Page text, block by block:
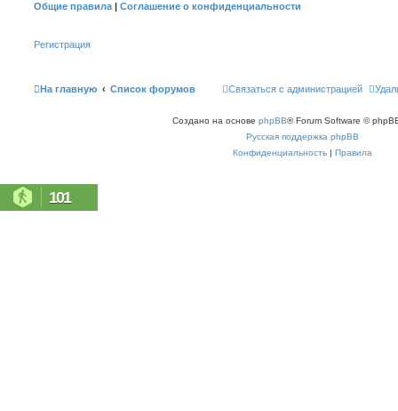
Общие правила | Соглашение о конфиденциальности
Регистрация
На главную Список форумов Связаться с администрацией
Создано на основе phpBB® Forum Software ©
Русская поддержка phpBB
Конфиденциальность | Правила
101